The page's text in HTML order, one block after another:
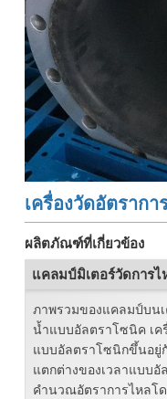
เครื่องวัดอัตราก
ผลิตภัณฑ์ที่เกี่ยวข้อง
แคลมป์มิเตอร์วัดการ
ภาพรวมของแคลมป์บน
น้ำแบบอัลตราโซนิค เค
แบบอัลตราโซนิกขึ้นอยู่
แตกต่างของเวลาแบบอั
คำนวณอัตราการไหลโ